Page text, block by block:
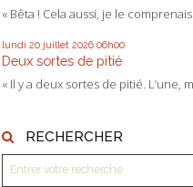
« Bêta ! Cela aussi, je le
lundi 20 juillet 2026 06h00
Deux sortes de pitié
« Il y a deux sortes de pitié. L’une,
RECHERCHER